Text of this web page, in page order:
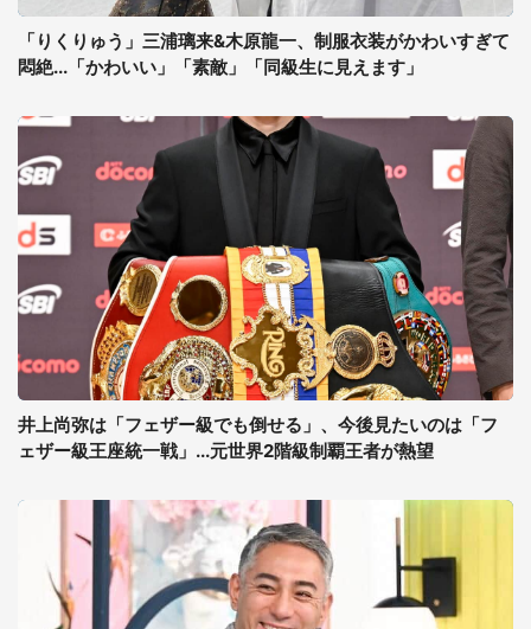
「りくりゅう」三浦璃来&木原龍一、制服衣装がかわいすぎて
悶絶...「かわいい」「素敵」「同級生に見えます」
井上尚弥は「フェザー級でも倒せる」、今後見たいのは「フ
ェザー級王座統一戦」...元世界2階級制覇王者が熱望